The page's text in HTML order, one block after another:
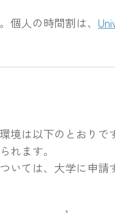
人の時間割は、
境は以下のとおりで
れます。
いては、大学に申